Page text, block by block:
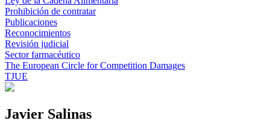
Prohibición de contratar
Publicaciones
Reconocimientos
Revisión judicial
Sector farmacéutico
The European Circle for Competition Damages
TJUE
Javier Salinas